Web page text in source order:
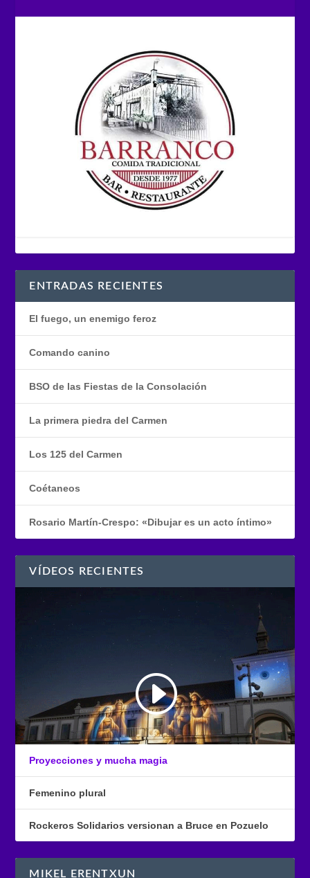
ENTRADAS RECIENTES
El fuego, un enemigo feroz
Comando canino
BSO de las Fiestas de la Consolación
La primera piedra del Carmen
Los 125 del Carmen
Coétaneos
Rosario Martín-Crespo: «Dibujar es un acto íntimo»
VÍDEOS RECIENTES
Proyecciones y mucha magia
Femenino plural
Rockeros Solidarios versionan a Bruce en Pozuelo
MIKEL ERENTXUN